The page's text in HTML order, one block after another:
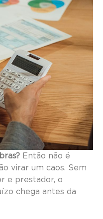
Então não é
virar um caos. Sem
e prestador, o
chega antes da